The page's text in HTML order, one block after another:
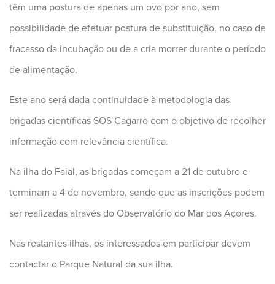
têm uma postura de apenas um ovo por ano, sem
possibilidade de efetuar postura de substituição, no caso de
fracasso da incubação ou de a cria morrer durante o período
de alimentação.
Este ano será dada continuidade à metodologia das
brigadas científicas SOS Cagarro com o objetivo de recolher
informação com relevância científica.
Na ilha do Faial, as brigadas começam a 21 de outubro e
terminam a 4 de novembro, sendo que as inscrições podem
ser realizadas através do Observatório do Mar dos Açores.
Nas restantes ilhas, os interessados em participar devem
contactar o Parque Natural da sua ilha.